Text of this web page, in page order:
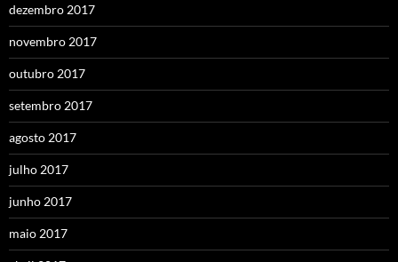
dezembro 2017
novembro 2017
outubro 2017
setembro 2017
agosto 2017
julho 2017
junho 2017
maio 2017